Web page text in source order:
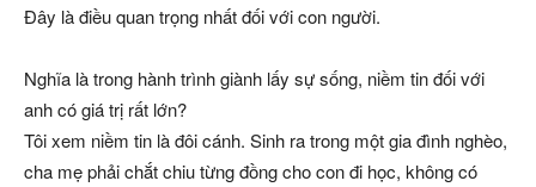
Đây là điều quan trọng nhất đối với con người.
Nghĩa là trong hành trình giành lấy sự sống, niềm tin đối với
anh có giá trị rất lớn?
Tôi xem niềm tin là đôi cánh. Sinh ra trong một gia đình nghèo,
cha mẹ phải chắt chiu từng đồng cho con đi học, không có